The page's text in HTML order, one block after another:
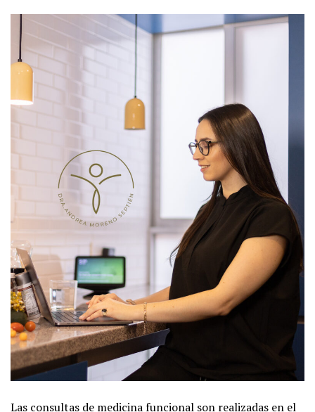
Las consultas de medicina funcional son realizadas en el